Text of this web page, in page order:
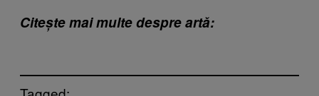
Citește mai multe despre artă: